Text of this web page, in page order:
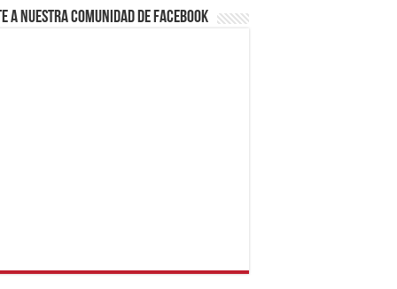
a nuestra comunidad de Facebook